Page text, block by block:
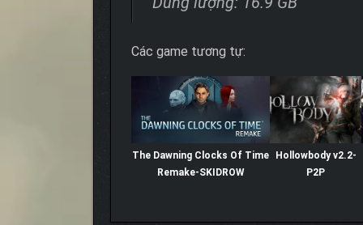
Các game tương tự:
The Dawning Clocks Of Time
Remake-SKIDROW
Hollowbody v2.2-
P2P